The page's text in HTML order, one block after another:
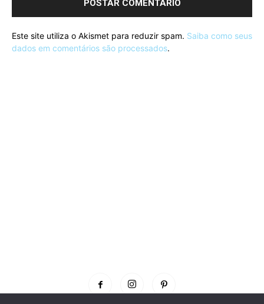
Este site utiliza o Akismet para reduzir spam. Saiba como seus
dados em comentários são processados.